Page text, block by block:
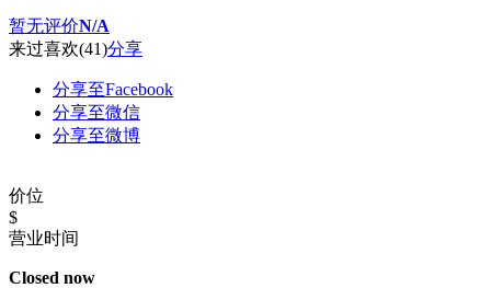
暂无评价N/A
来过喜欢(41)分享
分享至Facebook
分享至微信
分享至微博
价位
$
营业时间
Closed now